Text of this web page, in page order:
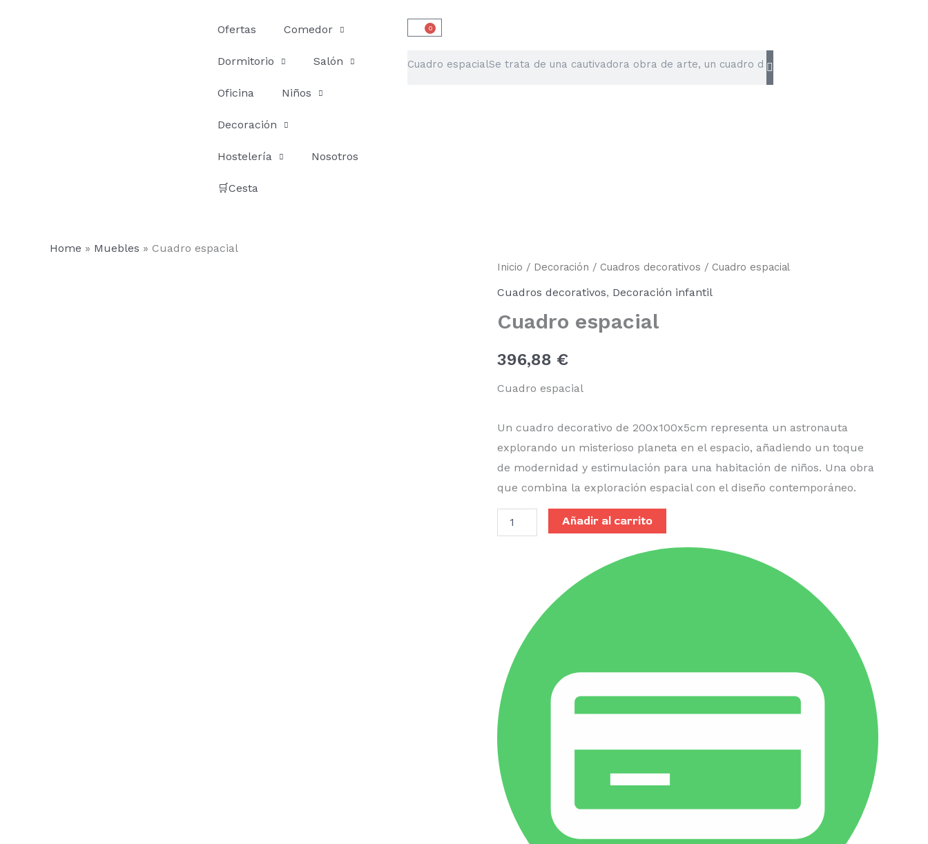
Ofertas Comedor
Dormitorio Salón
Oficina Niños
Decoración
Hostelería Nosotros
🛒Cesta
0
Carrito
Home » Muebles » Cuadro espacial
Inicio / Decoración / Cuadros decorativos / Cuadro espacial
Cuadros decorativos, Decoración infantil
Cuadro espacial
396,88 €
Cuadro espacial
Un cuadro decorativo de 200x100x5cm representa un astronauta
explorando un misterioso planeta en el espacio, añadiendo un toque
de modernidad y estimulación para una habitación de niños. Una obra
que combina la exploración espacial con el diseño contemporáneo.
Cuadro
cantidad
Añadir al carrito